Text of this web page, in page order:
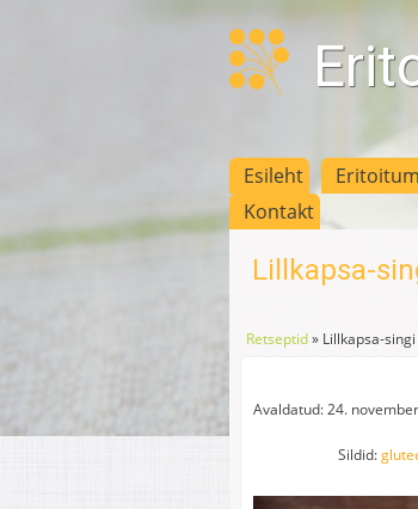
Esileht
Kontakt
Lillkapsa-
Retseptid» Lillkapsa-
Avaldatud: 24.
Sildid: